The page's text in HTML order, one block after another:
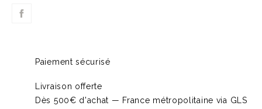
Paiement sécurisé
Livraison offerte
Dès 500€ d'achat — France métropolitaine via GLS